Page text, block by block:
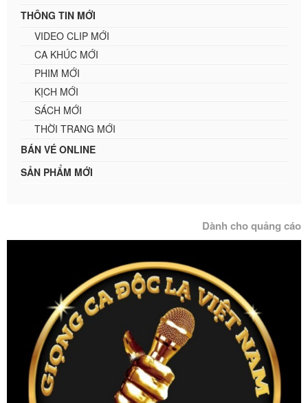
THÔNG TIN MỚI
VIDEO CLIP MỚI
CA KHÚC MỚI
PHIM MỚI
KỊCH MỚI
SÁCH MỚI
THỜI TRANG MỚI
BÁN VÉ ONLINE
SẢN PHẨM MỚI
Dành cho quảng cáo